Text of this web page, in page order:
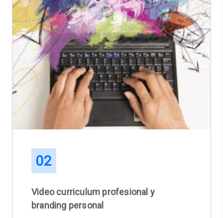
02
Video curriculum profesional y
branding personal